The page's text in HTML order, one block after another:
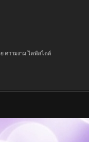
ความงาม ไลฟ์สไตล์